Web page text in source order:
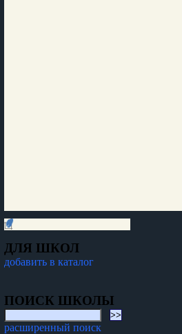
ДЛЯ ШКОЛ
добавить в каталог
ПОИСК ШКОЛЫ
расширенный поиск